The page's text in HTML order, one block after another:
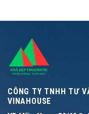
CÔNG TY TNHH TƯ
VINAHOUSE